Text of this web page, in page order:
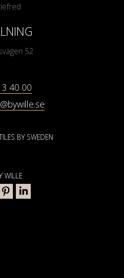
52
40 00
BY SWEDEN
WILLE